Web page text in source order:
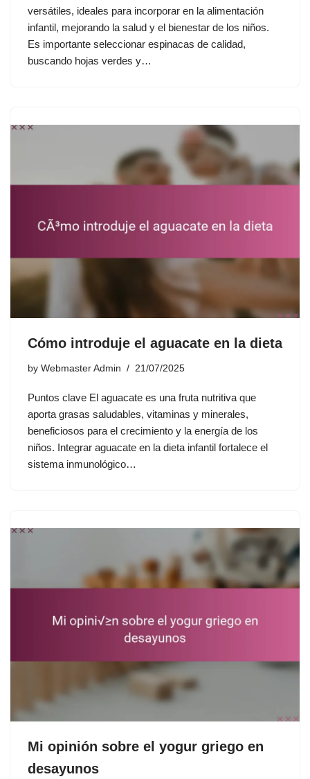
versátiles, ideales para incorporar en la alimentación
infantil, mejorando la salud y el bienestar de los niños.
Es importante seleccionar espinacas de calidad,
buscando hojas verdes y…
Cómo introduje el aguacate en la dieta
by Webmaster Admin 21/07/2025
Puntos clave El aguacate es una fruta nutritiva que
aporta grasas saludables, vitaminas y minerales,
beneficiosos para el crecimiento y la energía de los
niños. Integrar aguacate en la dieta infantil fortalece el
sistema inmunológico…
Mi opinión sobre el yogur griego en
desayunos